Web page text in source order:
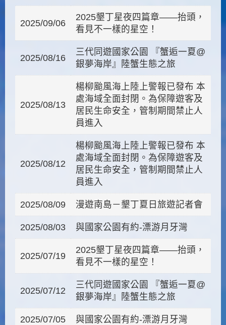
2025/09/06
2025墾丁星夜四篇章——抬頭，
看見不一樣的星空！
2025/08/16
三代同遊國家公園 『蟹逅一夏@
銀夢海岸』陸蟹生態之旅
2025/08/13
楊柳颱風海上陸上警報已發布 本
處海域全面封閉。為保障遊客及
居民生命安全，管制期間禁止人
員進入
2025/08/12
楊柳颱風海上陸上警報已發布 本
處海域全面封閉。為保障遊客及
居民生命安全，管制期間禁止人
員進入
2025/08/09 漫遊南島－墾丁夏日旅遊記者會
2025/08/03 與國家公園有約-漂游月牙灣
2025/07/19
2025墾丁星夜四篇章——抬頭，
看見不一樣的星空！
2025/07/12
三代同遊國家公園 『蟹逅一夏@
銀夢海岸』陸蟹生態之旅
2025/07/05 與國家公園有約-漂游月牙灣